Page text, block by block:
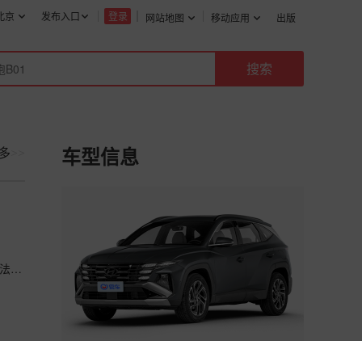
网站地图 移动应用 出版
登录
发布入口
京
小鹏G7挂N档方法 小鹏G7 挂N档方法 摸索了几次终于找到方法了： 1、当前档
车型信息